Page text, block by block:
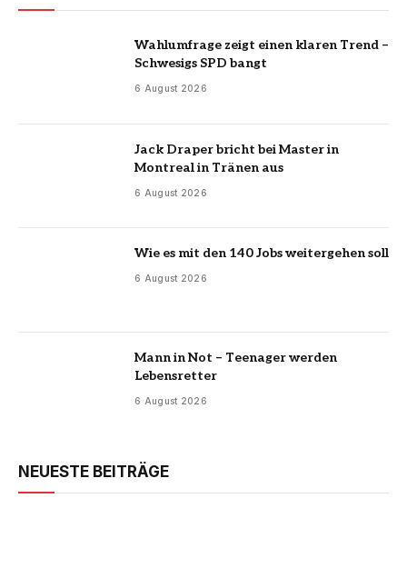
Wahlumfrage zeigt einen klaren Trend –
Schwesigs SPD bangt
6 August 2026
Jack Draper bricht bei Master in
Montreal in Tränen aus
6 August 2026
Wie es mit den 140 Jobs weitergehen soll
6 August 2026
Mann in Not – Teenager werden
Lebensretter
6 August 2026
NEUESTE BEITRÄGE